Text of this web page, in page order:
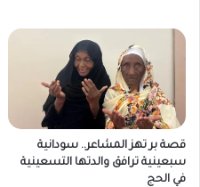
قصة بر تهز المشاعر.. سودانية
سبعينية ترافق والدتها التسعينية
في الحج